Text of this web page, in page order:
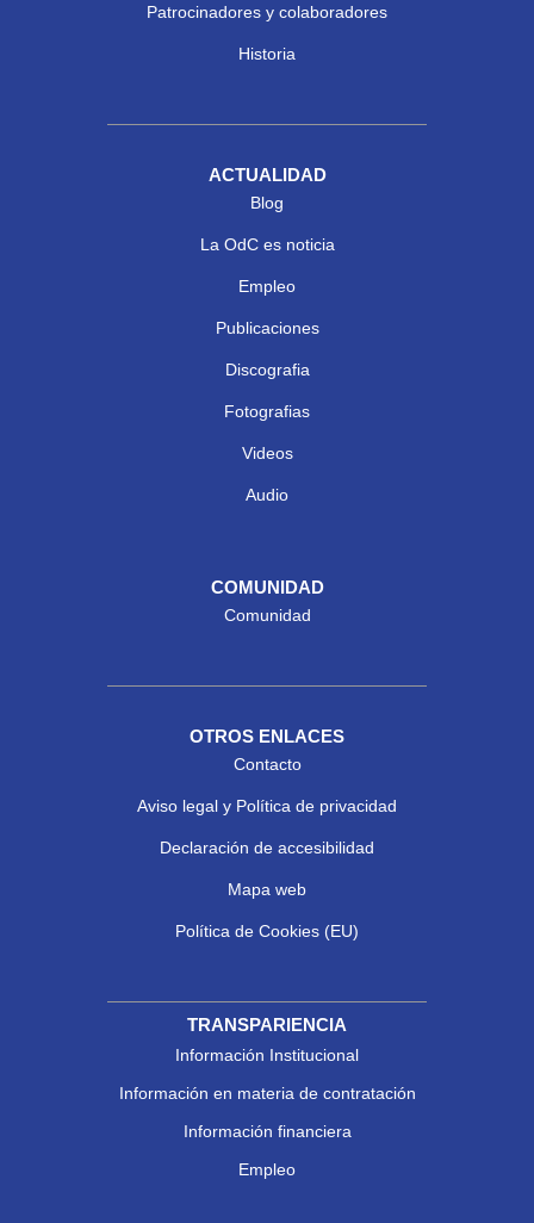
Patrocinadores y colaboradores
Historia
ACTUALIDAD
Blog
La OdC es noticia
Empleo
Publicaciones
Discografia
Fotografias
Videos
Audio
COMUNIDAD
Comunidad
OTROS ENLACES
Contacto
Aviso legal y Política de privacidad
Declaración de accesibilidad
Mapa web
Política de Cookies (EU)
TRANSPARIENCIA
Información Institucional
Información en materia de contratación
Información financiera
Empleo